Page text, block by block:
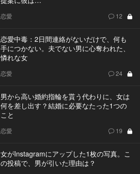
恋愛 12
恋愛中毒：2日間連絡がないだけで、何も
手につかない。夫でない男に心奪われた、
憐れな女
恋愛 24
男から高い婚約指輪を貰う代わりに、女は
何を差し出す？結婚に必要なたった1つの
こと
恋愛 19
女がInstagramにアップした1枚の写真。こ
の投稿で、男が引いた理由は？